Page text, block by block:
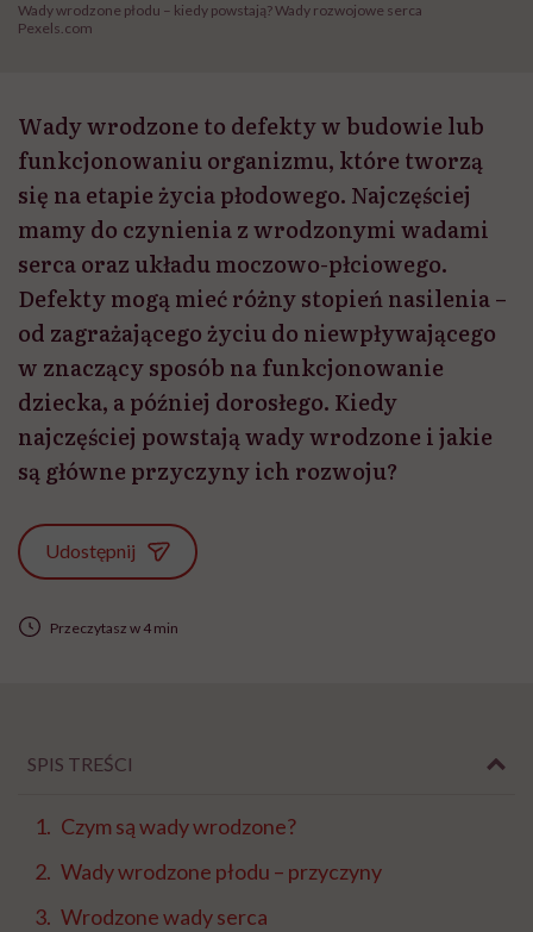
Wady wrodzone płodu – kiedy powstają? Wady rozwojowe serca
Pexels.com
Wady wrodzone to defekty w budowie lub
funkcjonowaniu organizmu, które tworzą
się na etapie życia płodowego. Najczęściej
mamy do czynienia z wrodzonymi wadami
serca oraz układu moczowo-płciowego.
Defekty mogą mieć różny stopień nasilenia –
od zagrażającego życiu do niewpływającego
w znaczący sposób na funkcjonowanie
dziecka, a później dorosłego. Kiedy
najczęściej powstają wady wrodzone i jakie
są główne przyczyny ich rozwoju?
Udostępnij
Przeczytasz w 4 min
SPIS TREŚCI
Czym są wady wrodzone?
Wady wrodzone płodu – przyczyny
Wrodzone wady serca